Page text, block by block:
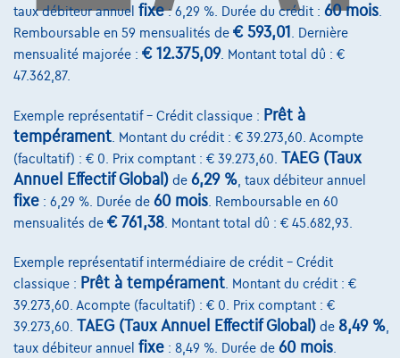
taux débiteur annuel fixe: 6,29 %. Durée du crédit : 60 mois
Remboursable en 59 mensualités de € 593,01
. Dernière
mensualité majorée : € 12.375,09. Montant total dû : €
47.362,87.
Exemple représentatif – Crédit classique : Prêt à
tempérament . Montant du crédit : € 39.273,60. Acompte
(facultatif) : € 0. Prix comptant : € 39.273,60. TAEG (Taux
Annuel Effectif Global) de 6,29 % , taux débiteur annuel
fixe : 6,29 %. Durée de 60 mois . Remboursable en 60
mensualités de € 761,38 . Montant total dû : € 45.682,93.
Exemple représentatif intermédiaire de crédit – Crédit
classique : Prêt à tempérament. Montant du crédit : €
39.273,60. Acompte (facultatif) : € 0. Prix comptant : €
39.273,60.
TAEG (Taux Annuel Effectif Global) de 8,49 %,
taux débiteur annuel fixe : 8,49 %. Durée de 60 mois.
Avenue Roi Albert II 4, B12
1000 Bruxelles
Services & Solutions
Assistance dépannage
Financement
Leasing
Sur Nous